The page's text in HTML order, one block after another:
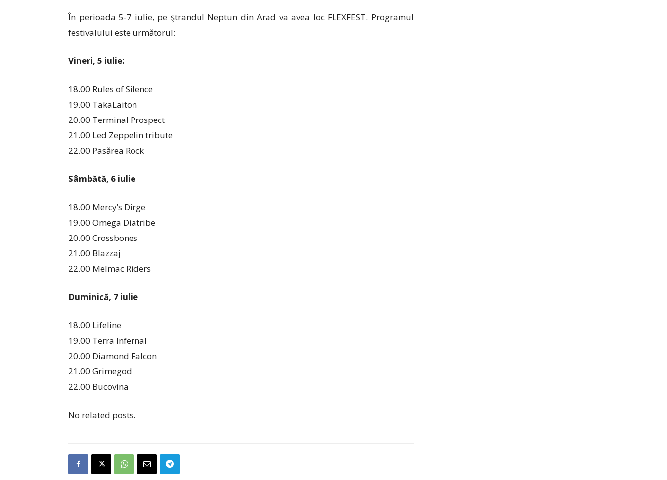
În perioada 5-7 iulie, pe ştrandul Neptun din Arad va avea loc FLEXFEST. Programul
festivalului este următorul:
Vineri, 5 iulie:
18.00 Rules of Silence
19.00 TakaLaiton
20.00 Terminal Prospect
21.00 Led Zeppelin tribute
22.00 Pasărea Rock
Sâmbătă, 6 iulie
18.00 Mercy’s Dirge
19.00 Omega Diatribe
20.00 Crossbones
21.00 Blazzaj
22.00 Melmac Riders
Duminică, 7 iulie
18.00 Lifeline
19.00 Terra Infernal
20.00 Diamond Falcon
21.00 Grimegod
22.00 Bucovina
No related posts.